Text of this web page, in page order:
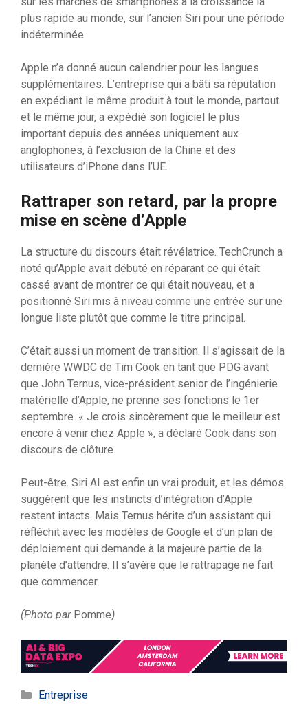
plus rapide au monde, sur l’ancien Siri pour une période
indéterminée.
Apple n’a donné aucun calendrier pour les langues
supplémentaires. L’entreprise qui a bâti sa réputation
en expédiant le même produit à tout le monde, partout
et le même jour, a expédié son logiciel le plus
important depuis des années uniquement aux
anglophones, à l’exclusion de la Chine et des
utilisateurs d’iPhone dans l’UE.
Rattraper son retard, par la propre
mise en scène d’Apple
La structure du discours était révélatrice. TechCrunch a
noté qu’Apple avait débuté en réparant ce qui était
cassé avant de montrer ce qui était nouveau, et a
positionné Siri mis à niveau comme une entrée sur une
longue liste plutôt que comme le titre principal.
C’était aussi un moment de transition. Il s’agissait de la
dernière WWDC de Tim Cook en tant que PDG avant
que John Ternus, vice-président senior de l’ingénierie
matérielle d’Apple, ne prenne ses fonctions le 1er
septembre. « Je crois sincèrement que le meilleur est
encore à venir chez Apple », a déclaré Cook dans son
discours de clôture.
Peut-être. Siri AI est enfin un vrai produit, et les démos
suggèrent que les instincts d’intégration d’Apple
restent intacts. Mais Ternus hérite d’un assistant qui
réfléchit avec les modèles de Google et d’un plan de
déploiement qui demande à la majeure partie de la
planète d’attendre. Il s’avère que le rattrapage ne fait
que commencer.
(Photo parPomme)
Catégories
Entreprise